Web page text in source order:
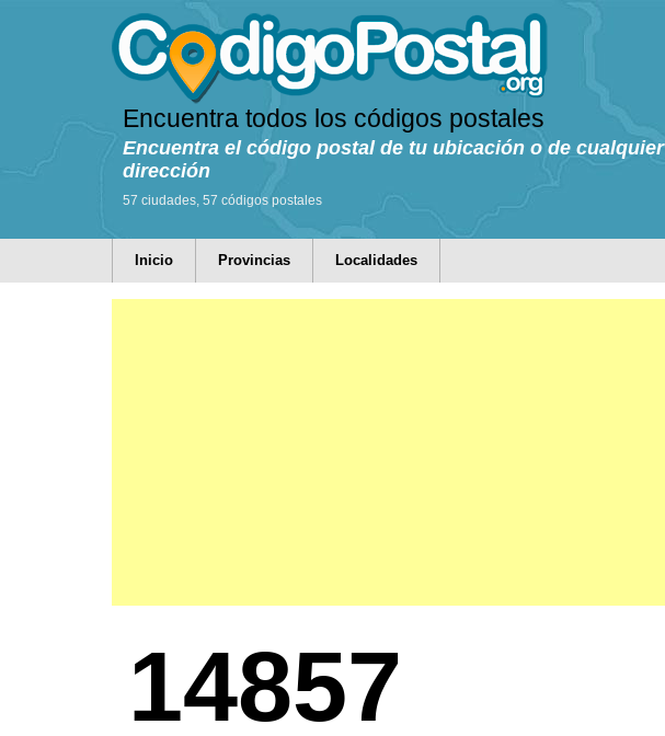
Encuentra todos los códigos postales
Encuentra el código postal de tu ubicación o de cualquier
dirección
57 ciudades, 57 códigos postales
Inicio Provincias Localidades
14857